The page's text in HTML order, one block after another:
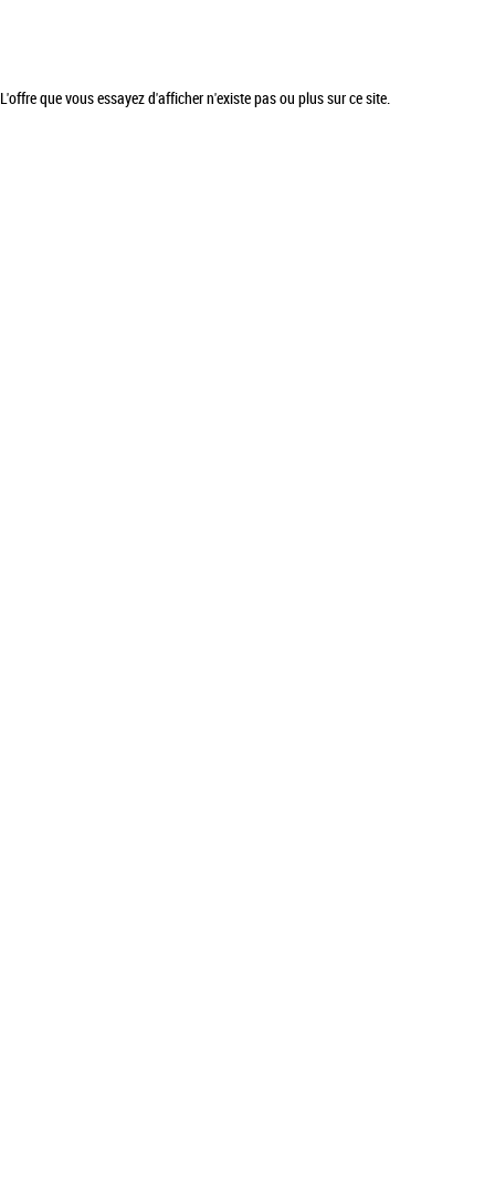
L'offre que vous essayez d'afficher n'existe pas ou plus sur ce site.